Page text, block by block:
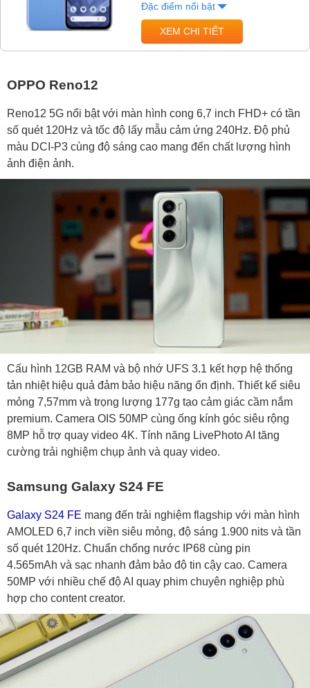
Đặc điểm nổi bật
XEM CHI TIẾT
OPPO Reno12
Reno12 5G nổi bật với màn hình cong 6,7 inch FHD+ có tần
số quét 120Hz và tốc độ lấy mẫu cảm ứng 240Hz. Độ phủ
màu DCI-P3 cùng độ sáng cao mang đến chất lượng hình
ảnh điện ảnh.
Cấu hình 12GB RAM và bộ nhớ UFS 3.1 kết hợp hệ thống
tản nhiệt hiệu quả đảm bảo hiệu năng ổn định. Thiết kế siêu
mỏng 7,57mm và trọng lượng 177g tạo cảm giác cầm nắm
premium. Camera OIS 50MP cùng ống kính góc siêu rộng
8MP hỗ trợ quay video 4K. Tính năng LivePhoto AI tăng
cường trải nghiệm chụp ảnh và quay video.
Samsung Galaxy S24 FE
Galaxy S24 FE mang đến trải nghiệm flagship với màn hình
AMOLED 6,7 inch viền siêu mỏng, độ sáng 1.900 nits và tần
số quét 120Hz. Chuẩn chống nước IP68 cùng pin
4.565mAh và sạc nhanh đảm bảo độ tin cậy cao. Camera
50MP với nhiều chế độ AI quay phim chuyên nghiệp phù
hợp cho content creator.